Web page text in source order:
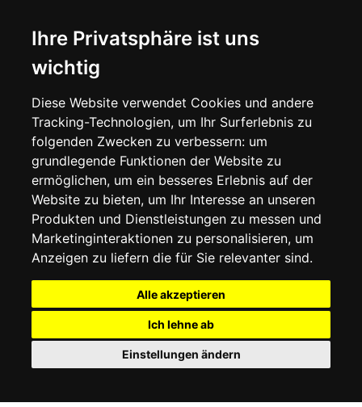
Ihre Privatsphäre ist uns
wichtig
Diese Website verwendet Cookies und andere
Tracking-Technologien, um Ihr Surferlebnis zu
folgenden Zwecken zu verbessern: um
grundlegende Funktionen der Website zu
ermöglichen, um ein besseres Erlebnis auf der
Website zu bieten, um Ihr Interesse an unseren
Produkten und Dienstleistungen zu messen und
Marketinginteraktionen zu personalisieren, um
Anzeigen zu liefern die für Sie relevanter sind.
Alle akzeptieren
Ich lehne ab
Einstellungen ändern
ÜBER UNS
KONTAKTIEREN SIE UNS
ALLGEMEINE GESCHÄFTSBEDINGUNGEN
LIEFERINFORMATIONEN
DATENSCHUTZERKLÄRUNG
COOKIE-RICHTLINIE
MEIN KONTO
BESTELLVERLAUF
ADRESSBUCH
WUNSCHLISTE
SOCIAL
© 2026www.luxlet.com Kontaktieren Sie uns